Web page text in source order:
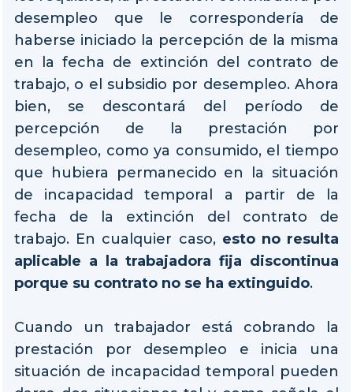
desempleo que le correspondería de
haberse iniciado la percepción de la misma
en la fecha de extinción del contrato de
trabajo, o el subsidio por desempleo. Ahora
bien, se descontará del período de
percepción de la prestación por
desempleo, como ya consumido, el tiempo
que hubiera permanecido en la situación
de incapacidad temporal a partir de la
fecha de la extinción del contrato de
trabajo. En cualquier caso, esto no resulta
aplicable a la trabajadora fija discontinua
porque su contrato no se ha extinguido.
Cuando un trabajador está cobrando la
prestación por desempleo e inicia una
situación de incapacidad temporal pueden